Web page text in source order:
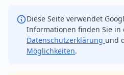
Diese Seite verwendet
Informationen finden Sie in
Datenschutzerklärung und
Möglichkeiten.